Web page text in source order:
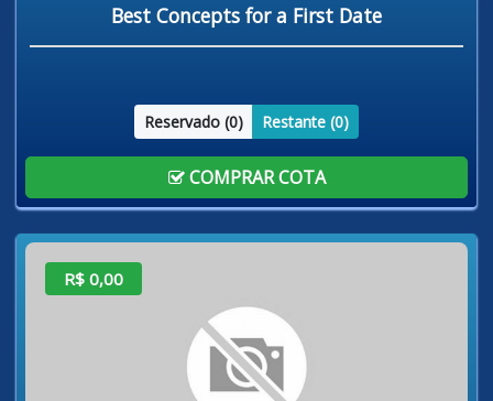
Best Concepts for a First Date
Reservado (0) Restante (0)
COMPRAR COTA
R$ 0,00